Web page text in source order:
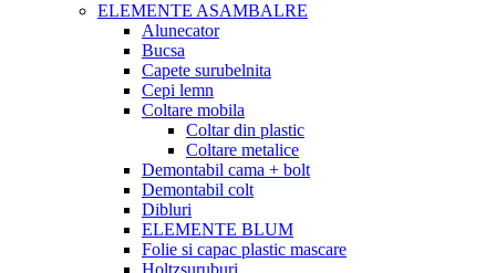
ELEMENTE ASAMBALRE
Alunecator
Bucsa
Capete surubelnita
Cepi lemn
Coltare mobila
Coltar din plastic
Coltare metalice
Demontabil cama + bolt
Demontabil colt
Dibluri
ELEMENTE BLUM
Folie si capac plastic mascare
Holtzsuruburi